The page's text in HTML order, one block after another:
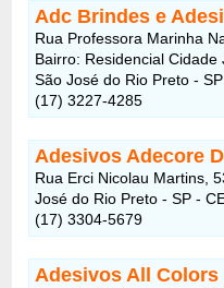
Adc Brindes e
Rua Professora Marinha
Bairro: Residencial Cidade
São José do Rio Preto -
(17) 3227-4285
Adesivos Adecore
Rua Erci Nicolau Martins,
José do Rio Preto - SP -
(17) 3304-5679
Adesivos All Colors